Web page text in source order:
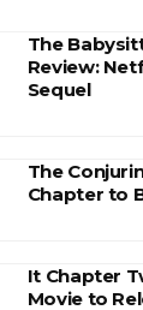
The
Review:
Sequel
The
Chapter to
It Chapter
Movie to